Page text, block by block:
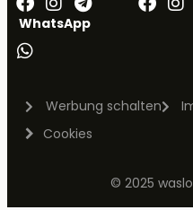
WhatsApp
Werbung schalten
Cookies
© 2025